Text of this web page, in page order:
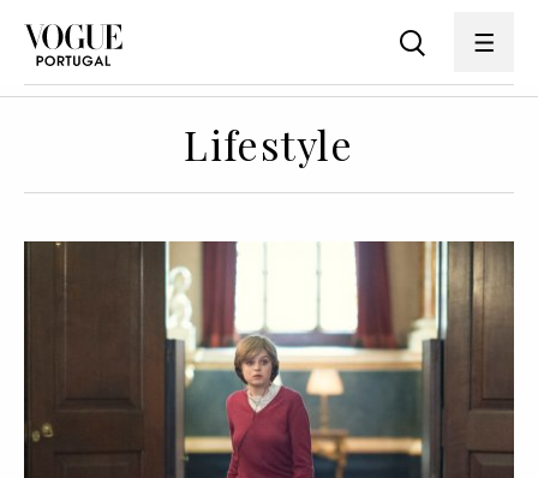
Lifestyle